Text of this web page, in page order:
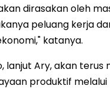
dirasakan oleh
peluang kerja
katanya.
lanjut Ary, akan
produktif